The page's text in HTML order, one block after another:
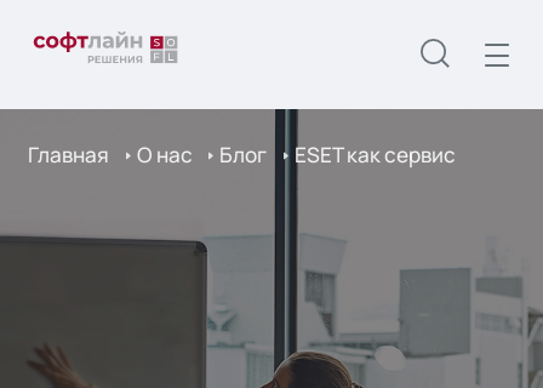
Главная О нас Блог ESET как сервис